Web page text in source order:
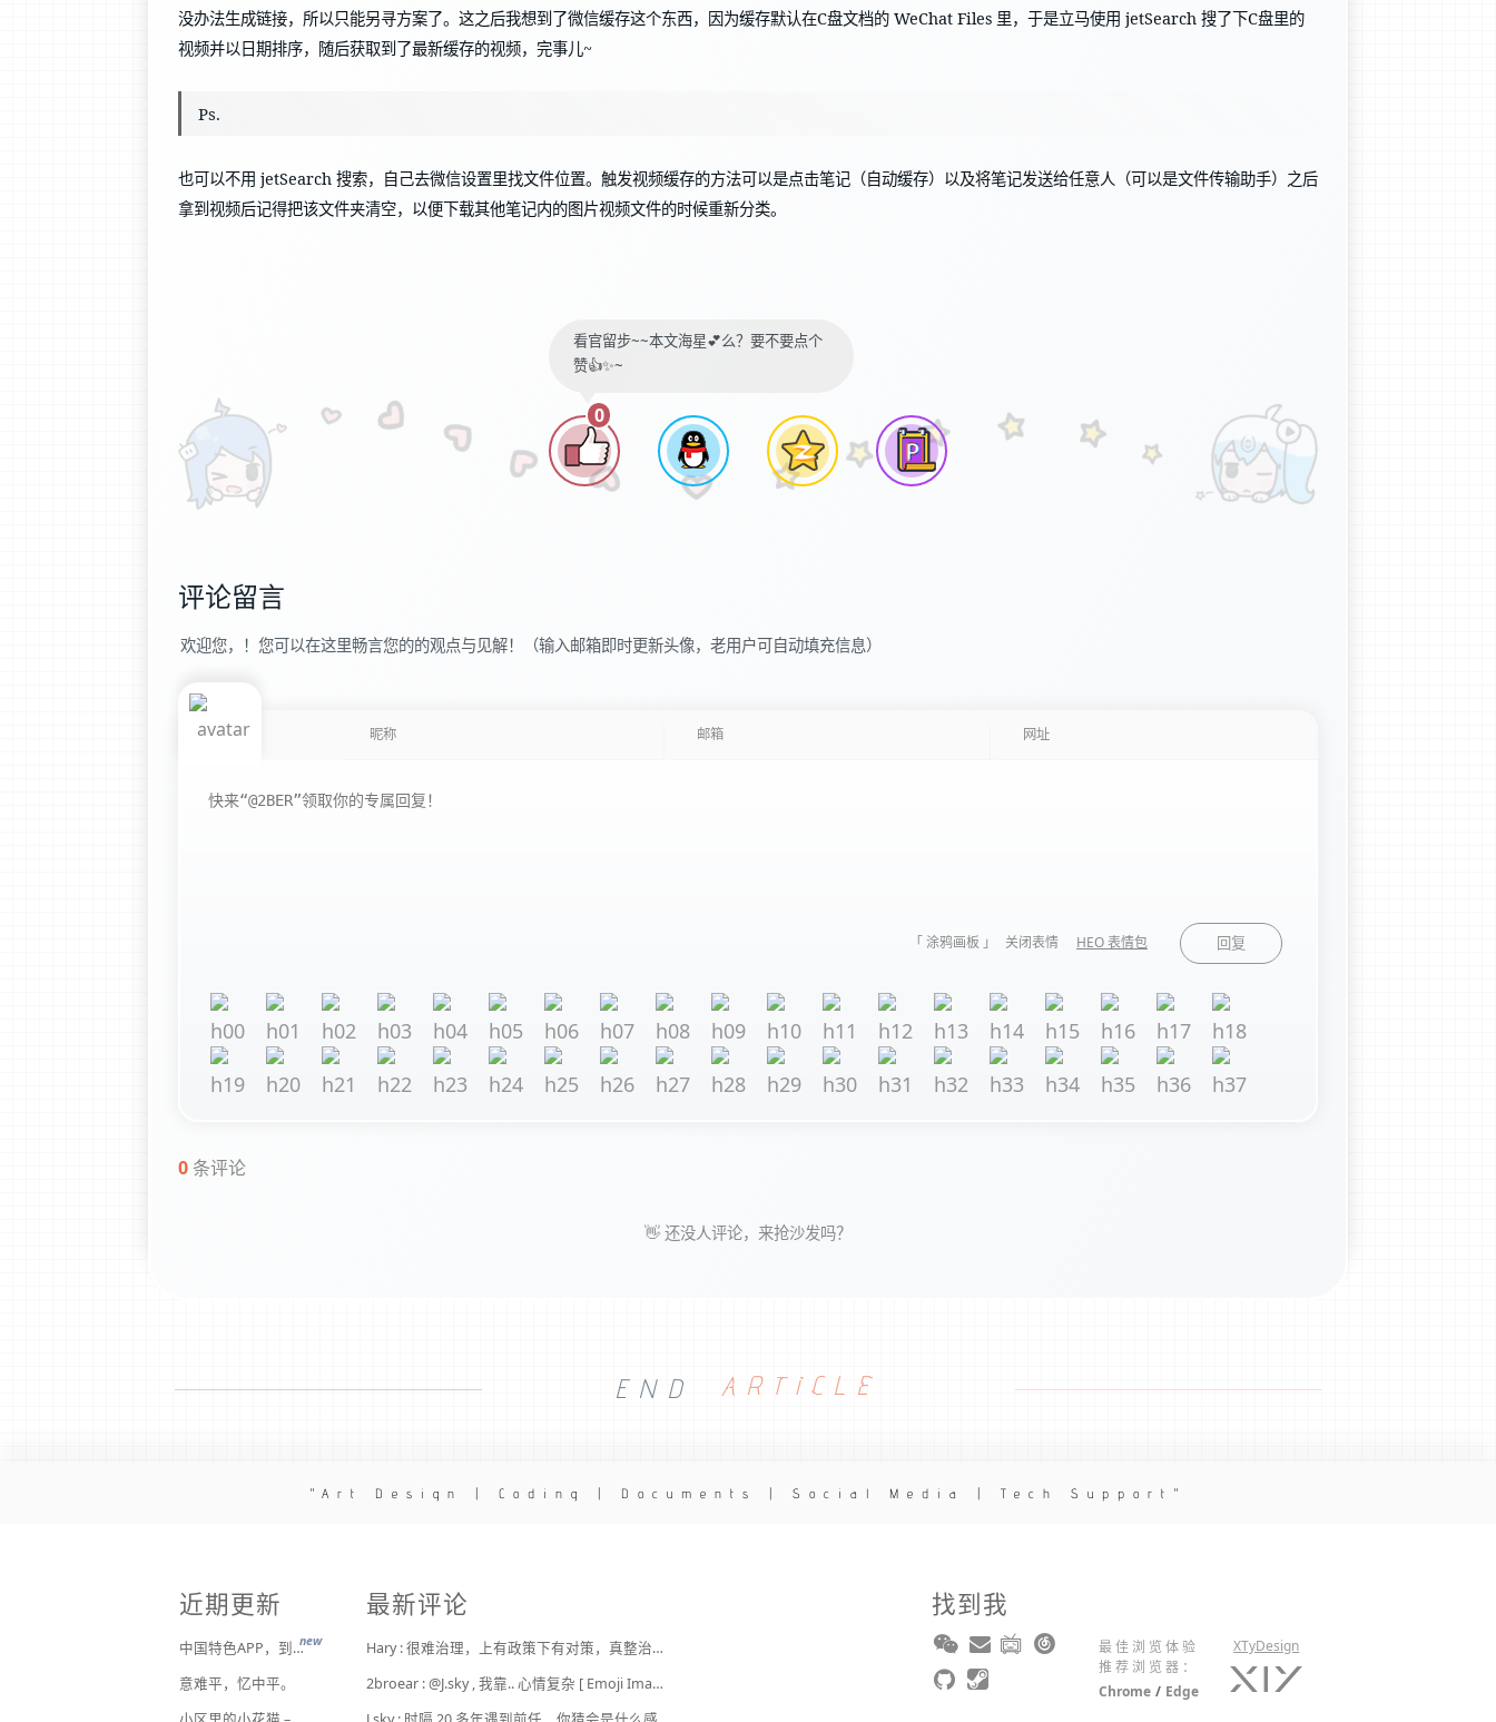
没办法生成链接，所以只能另寻方案了。这之后我想到了微信缓存这个东西，因为缓存默认在C盘文档的 WeChat Files 里，于是立马使用 jetSearch 搜了下C盘里的
视频并以日期排序，随后获取到了最新缓存的视频，完事儿~
Ps.
也可以不用 jetSearch 搜索，自己去微信设置里找文件位置。触发视频缓存的方法可以是点击笔记（自动缓存）以及将笔记发送给任意人（可以是文件传输助手）之后
拿到视频后记得把该文件夹清空，以便下载其他笔记内的图片视频文件的时候重新分类。
看官留步~~本文海星💕么？要不要点个
赞👍✨~
0
评论留言
欢迎您，！您可以在这里畅言您的的观点与见解！（输入邮箱即时更新头像，老用户可自动填充信息）
「 涂鸦画板 」 关闭表情 HEO 表情包 回复
0条评论
👋 还没人评论，来抢沙发吗？
END ARTICLE
Art Design | Coding | Documents | Social Media | Tech Support
近期更新
中国特色APP，到底谁来治？new
意难平，忆中平。
最新评论
Hary : 很难治理，上有政策下有对策，真整治了也是消停一阵，还是得告诉他们要注意一点
2broear : @J.sky , 我靠.. 心情复杂 [ Emoji Image ]
找到我
最佳浏览体验
推荐浏览器：
Chrome / Edge
XTyDesign